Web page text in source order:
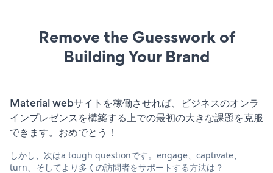
Remove the Guesswork of
Building Your Brand
Material webサイトを稼働させれば、ビジネスのオンラ
インプレゼンスを構築する上での最初の大きな課題を克服
できます。おめでとう！
しかし、次はa tough questionです。engage、captivate、
turn、そしてより多くの訪問者をサポートする方法は？